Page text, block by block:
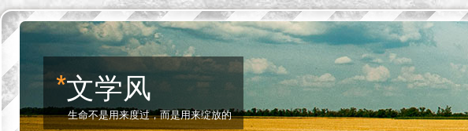
*文学风
生命不是用来度过，而是用来绽放的